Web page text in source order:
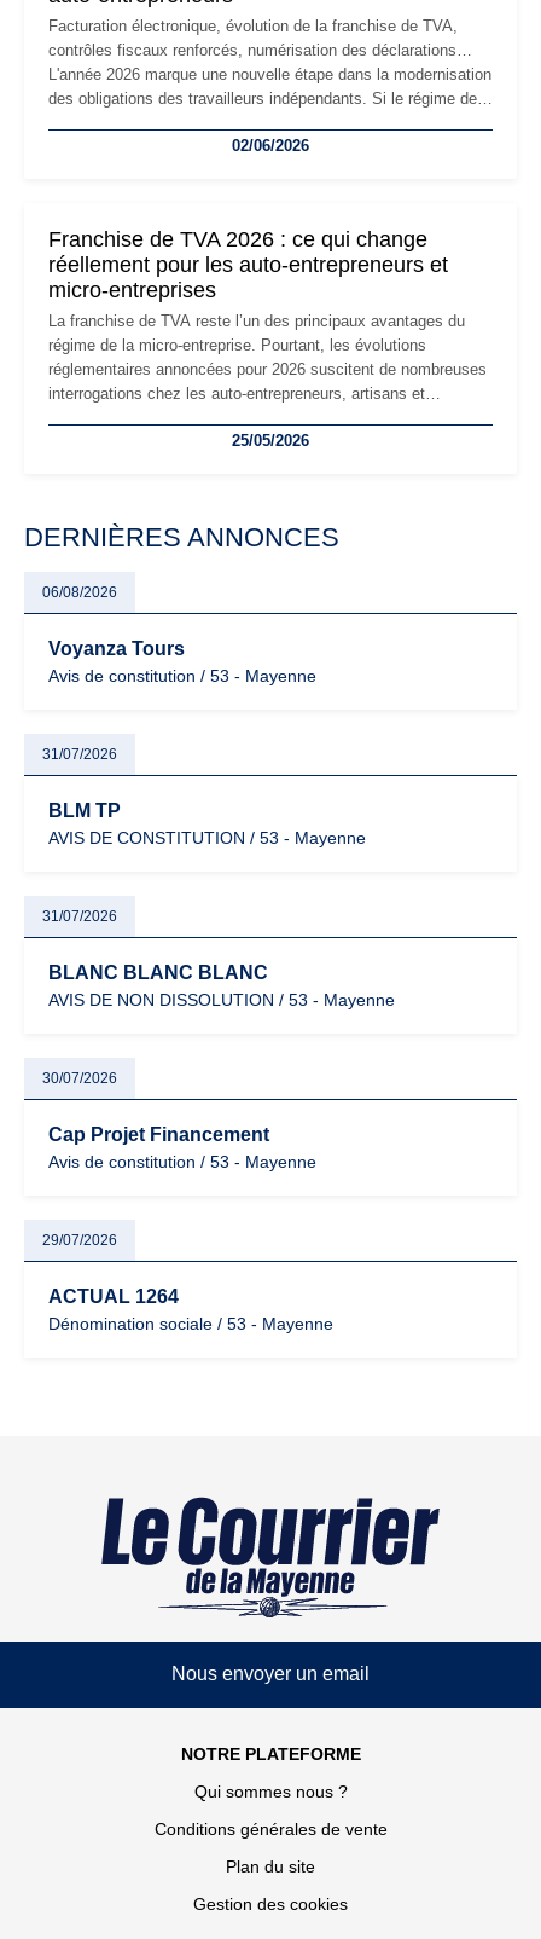
Facturation électronique, évolution de la franchise de TVA,
contrôles fiscaux renforcés, numérisation des déclarations…
L'année 2026 marque une nouvelle étape dans la modernisation
des obligations des travailleurs indépendants. Si le régime de
les auto-entrepreneurs devront s'adapter à un environnement
02/06/2026
Franchise de TVA 2026 : ce qui change
réellement pour les auto-entrepreneurs et
micro-entreprises
La franchise de TVA reste l’un des principaux avantages du
régime de la micro-entreprise. Pourtant, les évolutions
réglementaires annoncées pour 2026 suscitent de nombreuses
interrogations chez les auto-entrepreneurs, artisans et
facturation ou risque de bascule vers la TVA : les règles
25/05/2026
DERNIÈRES ANNONCES
06/08/2026
Voyanza Tours
Avis de constitution / 53 - Mayenne
31/07/2026
BLM TP
AVIS DE CONSTITUTION / 53 - Mayenne
31/07/2026
BLANC BLANC BLANC
AVIS DE NON DISSOLUTION / 53 - Mayenne
30/07/2026
Cap Projet Financement
Avis de constitution / 53 - Mayenne
29/07/2026
ACTUAL 1264
Dénomination sociale / 53 - Mayenne
Nous envoyer un email
NOTRE PLATEFORME
Qui sommes nous ?
Conditions générales de vente
Plan du site
Gestion des cookies